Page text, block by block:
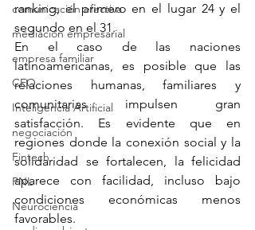
comunicación efectiva
mediación empresarial
empresa familiar
CEO
Inteligencia Artificial
negociación
Fintech
PNL
Neurociencia
ranking, el primero en el lugar 24 y el
segundo en el 31.
En el caso de las naciones
latinoamericanas, es posible que las
relaciones humanas, familiares y
comunitarias impulsen gran
satisfacción. Es evidente que en
regiones donde la conexión social y la
solidaridad se fortalecen, la felicidad
aparece con facilidad, incluso bajo
condiciones económicas menos
favorables.